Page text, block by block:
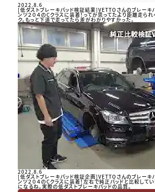
2022.8.6
[低ダストブレーキパッド検証結果]VETTOさんのブレーキ
ンツ２０４のCクラスに装着！ってか思ってたより距離走ら
ク。もっと下道で走ってたら差がわかりやすかった。
2022.8.6
[低ダストブレーキパッド検証企画]VETTOさんのブレーキ
ンツ２０４のCクラスに装着！左右で純正パッドと比較して
になるね。実際の低ダストブレーキパッドの品質。